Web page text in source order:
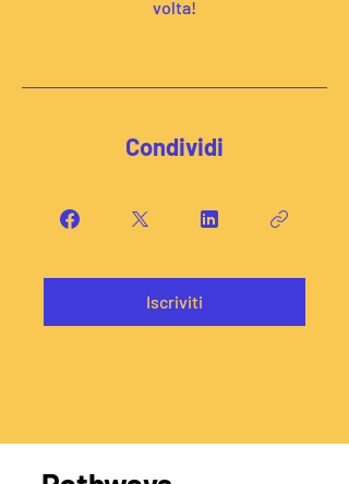
Condividi
Iscriviti